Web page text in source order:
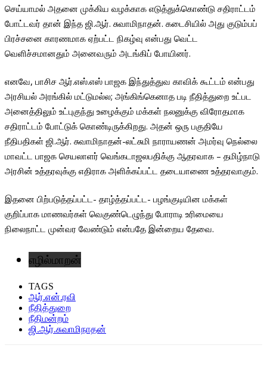
செய்யாமல் அதனை முக்கிய வழக்காக எடுத்துக்கொண்டு சதிராட்டம்
போட்டவர் தான் இந்த ஜி.ஆர். சுவாமிநாதன். கடைசியில் அது குடும்பப்
பிரச்சனை காரணமாக ஏற்பட்ட நிகழ்வு என்பது வெட்ட
வெளிச்சமானதும் அனைவரும் அடங்கிப் போயினர்.
எனவே, பாசிச ஆர்.எஸ்.எஸ் பாஜக இந்துத்துவ காவிக் கூட்டம் என்பது
அரசியல் அரங்கில் மட்டுமல்ல; அங்கிங்கெனாத படி நீதித்துறை உட்பட
அனைத்திலும் உட்புகுந்து உழைக்கும் மக்கள் நலனுக்கு விரோதமாக
சதிராட்டம் போட்டுக் கொண்டிருக்கிறது. அதன் ஒரு பகுதியே
நீதிபதிகள் ஜி.ஆர். சுவாமிநாதன்-லட்சுமி நாராயணன் அமர்வு நெல்லை
மாவட்ட பாஜக செயலாளர் வெங்கடாஜலபதிக்கு ஆதரவாக – தமிழ்நாடு
அரசின் உத்தரவுக்கு எதிராக அளிக்கப்பட்ட தடையாணை உத்தரவாகும்.
இதனை பிற்படுத்தப்பட்ட- தாழ்த்தப்பட்ட- பழங்குடியின மக்கள்
குறிப்பாக மாணவர்கள் வெகுண்டெழுந்து போராடி உரிமையை
நிலைநாட்ட முன்வர வேண்டும் என்பதே இன்றைய தேவை.
எழில்மாறன்
TAGS
ஆர்.என்.ரவி
நீதித்துறை
நீதிமன்றம்
ஜி.ஆர்.சுவாமிநாதன்